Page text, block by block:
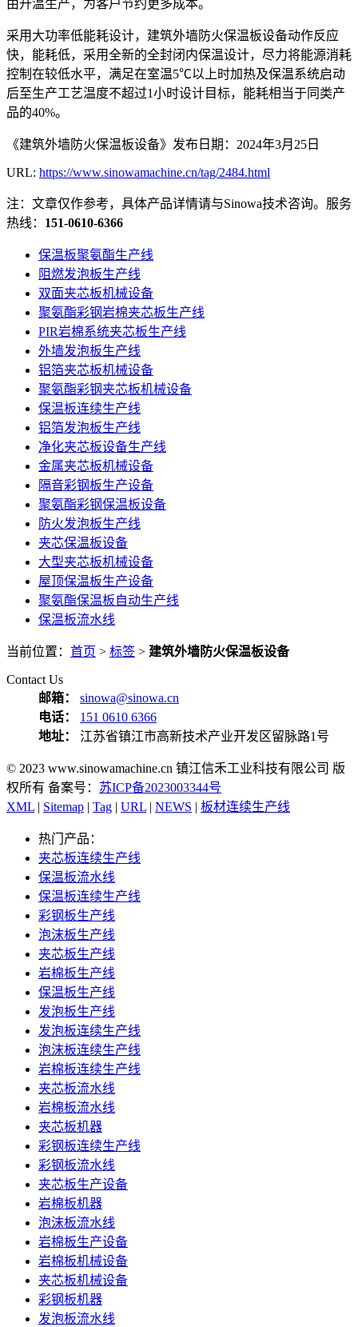
由升温生产，为客户节约更多成本。
采用大功率低能耗设计，建筑外墙防火保温板设备动作反应
快，能耗低，采用全新的全封闭内保温设计，尽力将能源消耗
控制在较低水平，满足在室温5℃以上时加热及保温系统启动
后至生产工艺温度不超过1小时设计目标，能耗相当于同类产
品的40%。
《建筑外墙防火保温板设备》发布日期：2024年3月25日
URL: https://www.sinowamachine.cn/tag/2484.html
注：文章仅作参考，具体产品详情请与Sinowa技术咨询。服务
热线： 151-0610-6366
保温板聚氨酯生产线
阻燃发泡板生产线
双面夹芯板机械设备
聚氨酯彩钢岩棉夹芯板生产线
PIR岩棉系统夹芯板生产线
外墙发泡板生产线
铝箔夹芯板机械设备
聚氨酯彩钢夹芯板机械设备
保温板连续生产线
铝箔发泡板生产线
净化夹芯板设备生产线
金属夹芯板机械设备
隔音彩钢板生产设备
聚氨酯彩钢保温板设备
防火发泡板生产线
夹芯保温板设备
大型夹芯板机械设备
屋顶保温板生产设备
聚氨酯保温板自动生产线
保温板流水线
当前位置： 首页 > 标签 > 建筑外墙防火保温板设备
Contact Us
邮箱：
sinowa@sinowa.cn
电话：
151 0610 6366
地址：
江苏省镇江市高新技术产业开发区留脉路1号
© 2023 www.sinowamachine.cn 镇江信禾工业科技有限公司 版
权所有 备案号： 苏ICP备2023003344号
XML | Sitemap | Tag | URL | NEWS | 板材连续生产线
热门产品：
夹芯板连续生产线
保温板流水线
保温板连续生产线
彩钢板生产线
泡沫板生产线
夹芯板生产线
岩棉板生产线
保温板生产线
发泡板生产线
发泡板连续生产线
泡沫板连续生产线
岩棉板连续生产线
夹芯板流水线
岩棉板流水线
夹芯板机器
彩钢板连续生产线
彩钢板流水线
夹芯板生产设备
岩棉板机器
泡沫板流水线
岩棉板生产设备
岩棉板机械设备
夹芯板机械设备
彩钢板机器
发泡板流水线